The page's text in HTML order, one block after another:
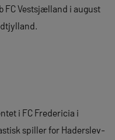
FC Vestsjælland i august
i FC Fredericia i
spiller for Haderslev-